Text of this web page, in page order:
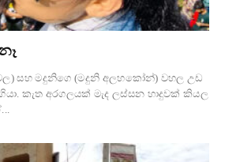
සහ මදුනිගෙ (මදුනි අලහකෝන්) වහල උඩ
කැත අරගලයක් මැද ලස්සන හාදුවක් කියල